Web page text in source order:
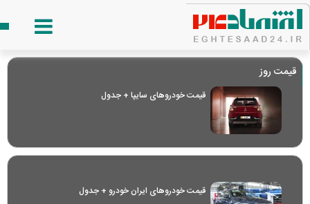
قیمت روز
قیمت خودرو‌های سایپا + جدول
قیمت خودرو‌های ایران خودرو + جدول